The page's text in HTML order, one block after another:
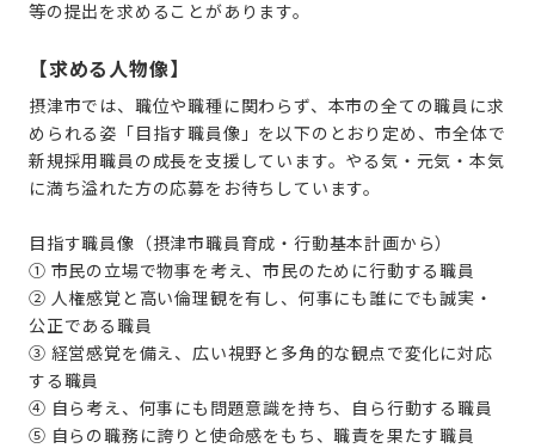
等の提出を求めることがあります。
【求める人物像】
摂津市では、職位や職種に関わらず、本市の全ての職員に求
められる姿「目指す職員像」を以下のとおり定め、市全体で
新規採用職員の成長を支援しています。やる気・元気・本気
に満ち溢れた方の応募をお待ちしています。
目指す職員像（摂津市職員育成・行動基本計画から）
① 市民の立場で物事を考え、市民のために行動する職員
② 人権感覚と高い倫理観を有し、何事にも誰にでも誠実・
公正である職員
③ 経営感覚を備え、広い視野と多角的な観点で変化に対応
する職員
④ 自ら考え、何事にも問題意識を持ち、自ら行動する職員
⑤ 自らの職務に誇りと使命感をもち、職責を果たす職員